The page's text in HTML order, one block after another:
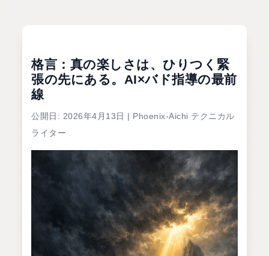
格言：真の楽しさは、ひりつく緊
張の先にある。AI×バド指導の最前
線
公開日: 2026年4月13日 | Phoenix-Aichi テクニカル
ライター